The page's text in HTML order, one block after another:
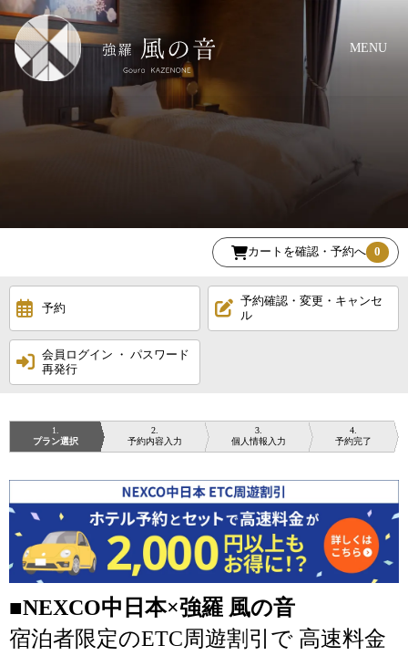
MENU
カートを確認・予約へ 0
予約
予約確認・変更・キャンセ
ル
会員ログイン ・ パスワード
再発行
1
プラン選択
2
予約内容入力
3
個人情報入力
4
予約完了
■NEXCO中日本×強羅 風の音
宿泊者限定のETC周遊割引で 高速料金